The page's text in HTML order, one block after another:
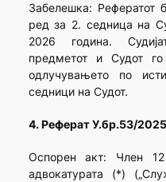
Забелешка: Рефератот
ред за 2. седница на
2026 година.
предметот и Судот
одлучувањето по
седници на Судот.
4. Реферат У.бр.53/2025
Оспорен акт: Член
адвокатурата (*)